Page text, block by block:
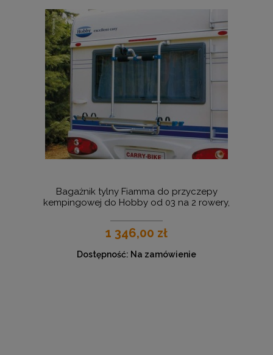
Bagażnik tylny Fiamma do przyczepy
kempingowej do Hobby od 03 na 2 rowery,
1 346,00 zł
Dostępność: Na zamówienie